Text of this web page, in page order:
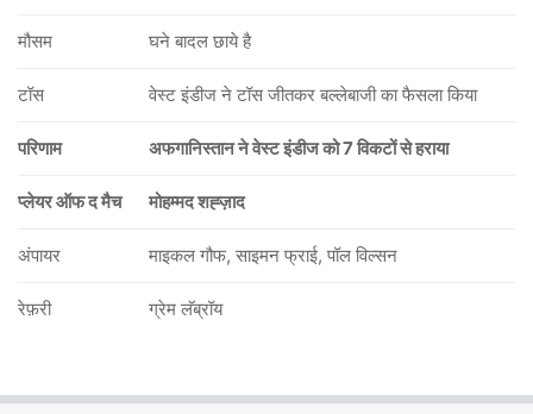
मौसम घने बादल छाये है
टॉस वेस्ट इंडीज ने टॉस जीतकर बल्लेबाजी का फैसला किया
परिणाम अफगानिस्तान ने वेस्ट इंडीज को 7 विकटों से हराया
प्लेयर ऑफ द मैच मोहम्मद शह्ज़ाद
अंपायर माइकल गौफ, साइमन फ्राई, पॉल विल्सन
रेफ़री ग्रेम लॅब्रॉय